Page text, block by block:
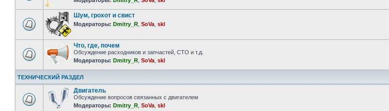
Шум, грохот и свист
Модераторы: Dmitry_R SoVa skl
Что, где, почем
Обсуждение расходников и запчастей, СТО и т.д.
Модераторы: Dmitry_R SoVa skl
ТЕХНИЧЕСКИЙ РАЗДЕЛ
Двигатель
Обсуждение вопросов связанных с двигателем
Модераторы: Dmitry_R SoVa skl